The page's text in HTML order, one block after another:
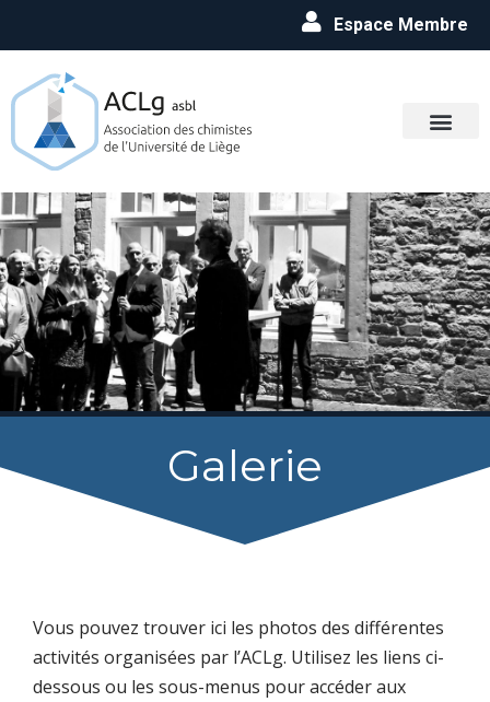
Espace Membre
Galerie
Vous pouvez trouver ici les photos des différentes
activités organisées par l’ACLg. Utilisez les liens ci-
dessous ou les sous-menus pour accéder aux